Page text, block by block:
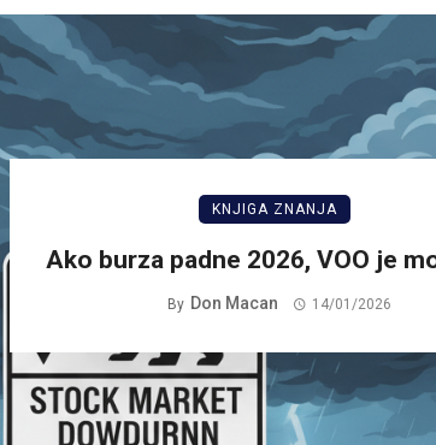
KNJIGA ZNANJA
Ako burza padne 2026, VOO je
By Don Macan 14/01/2026